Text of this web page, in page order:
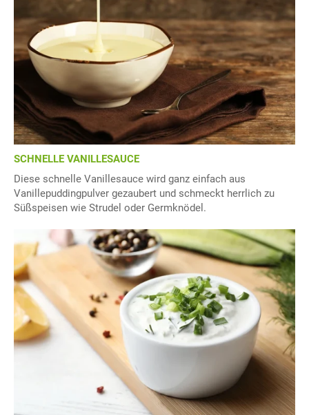
SCHNELLE VANILLESAUCE
Diese schnelle Vanillesauce wird ganz einfach aus
Vanillepuddingpulver gezaubert und schmeckt herrlich zu
Süßspeisen wie Strudel oder Germknödel.